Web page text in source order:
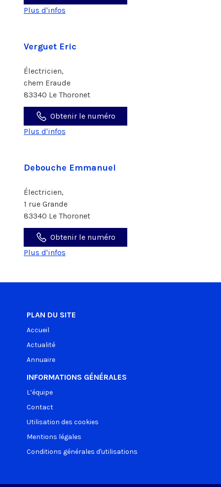
Plus d'infos
Verguet Eric
Électricien,
chem Eraude
83340 Le Thoronet
Obtenir le numéro
Plus d'infos
Debouche Emmanuel
Électricien,
1 rue Grande
83340 Le Thoronet
Obtenir le numéro
Plus d'infos
PLAN DU SITE
Accueil
Actualité
Annuaire
INFORMATIONS GÉNÉRALES
L’équipe
Contact
Utilisation des cookies
Mentions légales
Conditions générales d'utilisations